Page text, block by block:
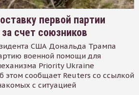
первой партии
счет союзников
США Дональда Трампа
военной помощи для
Priority Ukraine
этом сообщает Reuters со ссылкой
с ситуацией